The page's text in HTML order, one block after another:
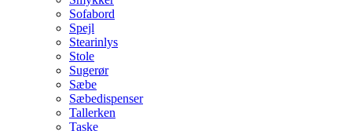
Sofabord
Spejl
Stearinlys
Stole
Sugerør
Sæbe
Sæbedispenser
Tallerken
Taske